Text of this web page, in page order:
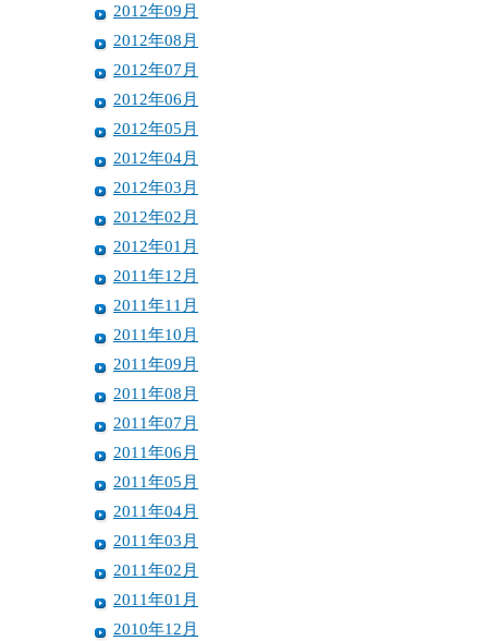
2012年09月
2012年08月
2012年07月
2012年06月
2012年05月
2012年04月
2012年03月
2012年02月
2012年01月
2011年12月
2011年11月
2011年10月
2011年09月
2011年08月
2011年07月
2011年06月
2011年05月
2011年04月
2011年03月
2011年02月
2011年01月
2010年12月